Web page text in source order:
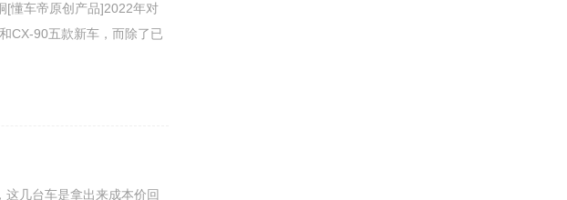
[懂车帝原创产品]2022年对
CX-90五款新车，而除了已
几台车是拿出来成本价回